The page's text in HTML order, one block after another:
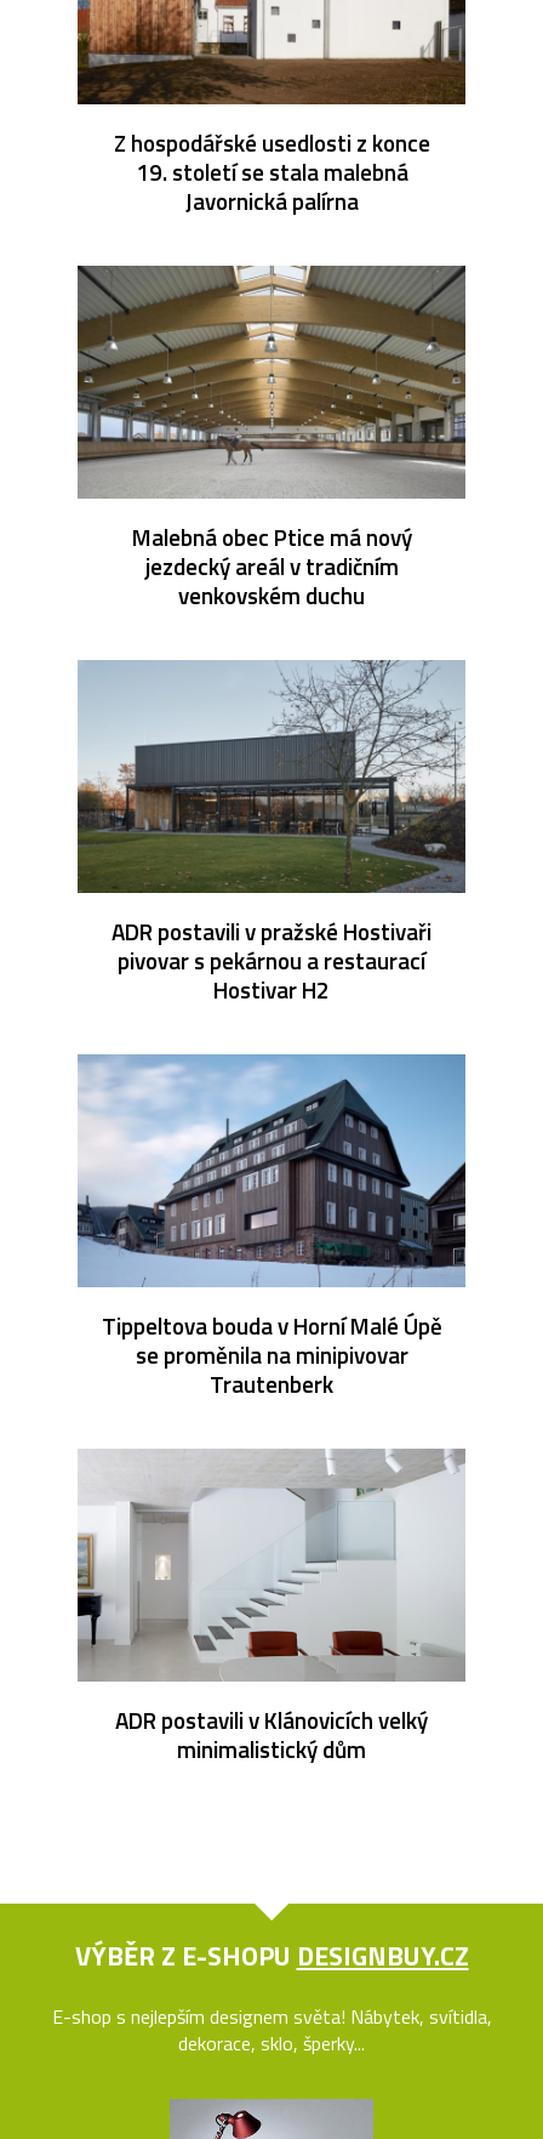
Z hospodářské usedlosti z konce
19. století se stala malebná
Javornická palírna
Malebná obec Ptice má nový
jezdecký areál v tradičním
venkovském duchu
ADR postavili v pražské Hostivaři
pivovar s pekárnou a restaurací
Hostivar H2
Tippeltova bouda v Horní Malé Úpě
se proměnila na minipivovar
Trautenberk
ADR postavili v Klánovicích velký
minimalistický dům
VÝBĚR Z E-SHOPU DESIGNBUY.CZ
E-shop s nejlepším designem světa! Nábytek, svítidla,
dekorace, sklo, šperky...